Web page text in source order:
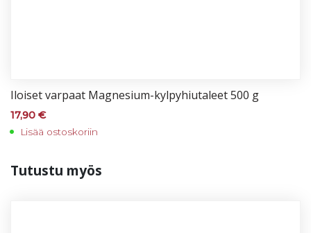
Iloi­set var­paat Mag­ne­sium-kyl­py­hiu­ta­leet 500 g
17,90 €
Lisää ostoskoriin
Tu­tus­tu myös